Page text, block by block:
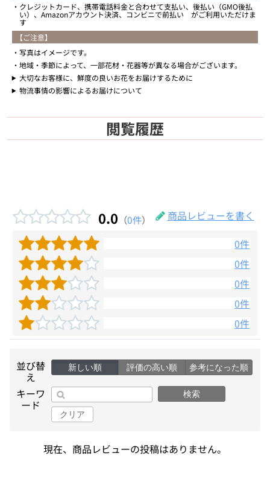
クレジットカード、携帯電話料金と合わせて支払い、後払い（GMO後払
い）、Amazonアカウント決済、コンビニで前払い がご利用いただけま
す
【ご注意】
写真はイメージです。
地域・季節によって、一部花材・花器等が異なる場合がございます。
大切なお客様に、鮮度の良いお花をお届けするために
物流事情の影響によるお届けについて
閲覧履歴
0.0 （0件）
商品レビューを書く
0件
0件
0件
0件
0件
並び替
え
新しい順 評価の高い順 参考になった順
キーワ
ード
検索
クリア
現在、商品レビューの投稿はありません。